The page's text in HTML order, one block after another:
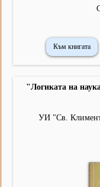
Към книгата
"Логиката на
УИ "Св.